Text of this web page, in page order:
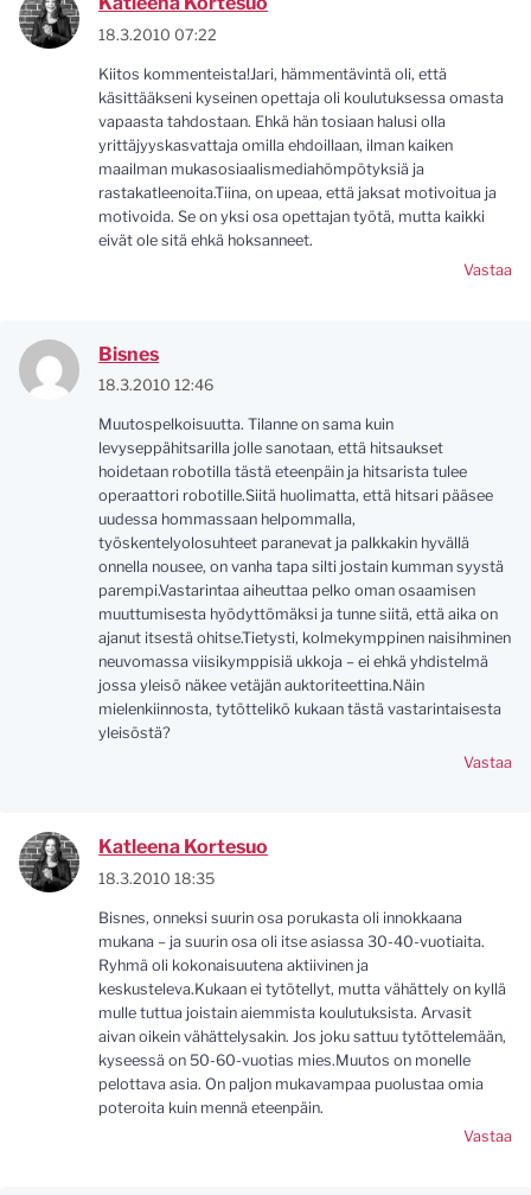
18.3.2010 07:22
Kiitos kommenteista!Jari, hämmentävintä oli, että
käsittääkseni kyseinen opettaja oli koulutuksessa omasta
vapaasta tahdostaan. Ehkä hän tosiaan halusi olla
yrittäjyyskasvattaja omilla ehdoillaan, ilman kaiken
maailman mukasosiaalismediahömpötyksiä ja
rastakatleenoita.Tiina, on upeaa, että jaksat motivoitua ja
motivoida. Se on yksi osa opettajan työtä, mutta kaikki
eivät ole sitä ehkä hoksanneet.
Vastaa
Bisnes
18.3.2010 12:46
Muutospelkoisuutta. Tilanne on sama kuin
levyseppähitsarilla jolle sanotaan, että hitsaukset
hoidetaan robotilla tästä eteenpäin ja hitsarista tulee
operaattori robotille.Siitä huolimatta, että hitsari pääsee
uudessa hommassaan helpommalla,
työskentelyolosuhteet paranevat ja palkkakin hyvällä
onnella nousee, on vanha tapa silti jostain kumman syystä
parempi.Vastarintaa aiheuttaa pelko oman osaamisen
muuttumisesta hyödyttömäksi ja tunne siitä, että aika on
ajanut itsestä ohitse.Tietysti, kolmekymppinen naisihminen
neuvomassa viisikymppisiä ukkoja – ei ehkä yhdistelmä
jossa yleisö näkee vetäjän auktoriteettina.Näin
mielenkiinnosta, tytöttelikö kukaan tästä vastarintaisesta
yleisöstä?
Vastaa
Katleena Kortesuo
18.3.2010 18:35
Bisnes, onneksi suurin osa porukasta oli innokkaana
mukana – ja suurin osa oli itse asiassa 30-40-vuotiaita.
Ryhmä oli kokonaisuutena aktiivinen ja
keskusteleva.Kukaan ei tytötellyt, mutta vähättely on kyllä
mulle tuttua joistain aiemmista koulutuksista. Arvasit
aivan oikein vähättelysakin. Jos joku sattuu tytöttelemään,
kyseessä on 50-60-vuotias mies.Muutos on monelle
pelottava asia. On paljon mukavampaa puolustaa omia
poteroita kuin mennä eteenpäin.
Vastaa